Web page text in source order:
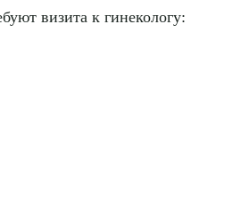
визита к гинекологу: